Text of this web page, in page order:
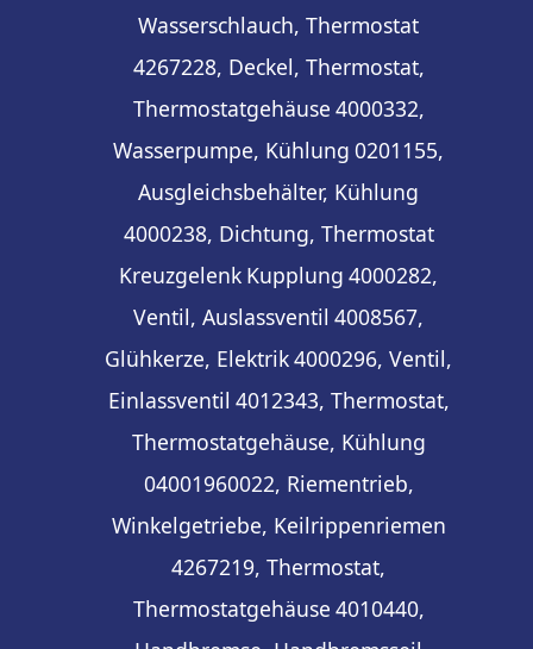
Wasserschlauch, Thermostat
4267228, Deckel, Thermostat,
Thermostatgehäuse 4000332,
Wasserpumpe, Kühlung 0201155,
Ausgleichsbehälter, Kühlung
4000238, Dichtung, Thermostat
Kreuzgelenk Kupplung 4000282,
Ventil, Auslassventil 4008567,
Glühkerze, Elektrik4000296, Ventil,
Einlassventil 4012343, Thermostat,
Thermostatgehäuse, Kühlung
04001960022, Riementrieb,
Winkelgetriebe, Keilrippenriemen
4267219, Thermostat,
Thermostatgehäuse 4010440,